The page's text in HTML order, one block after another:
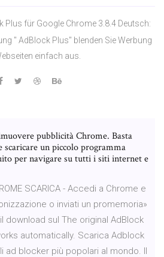
Plus für Google Chrome 3.8.4 Deutsch:
" AdBlock Plus" blenden Sie Werbung
einfach aus.
pubblicità Chrome. Basta
scaricare un piccolo programma
per navigare su tutti i siti internet e
SCARICA - Accedi a Chrome e
o inviati un promemoria»
download sul The original AdBlock
automatically. Scarica Adblock
ad blocker più popolari al mondo. Il